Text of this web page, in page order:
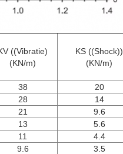
((Vibratie)
(KN/m)
KS ((Shock))
(KN/m)
38
20
28
14
21
9.6
13
5.6
11
4.4
9.6 3.5